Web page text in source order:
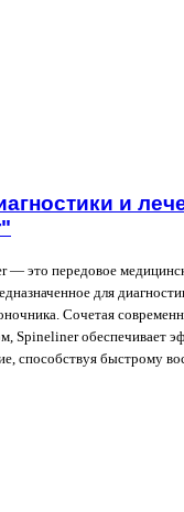
и
— это передовое
для
Сочетая
Spineliner обеспечивает
способствуя быстрому